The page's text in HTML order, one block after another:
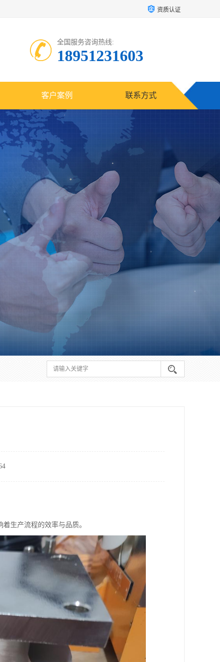
资质认证
全国服务咨询热线:
18951231603
客户案例 联系方式
生产流程的效率与品质。